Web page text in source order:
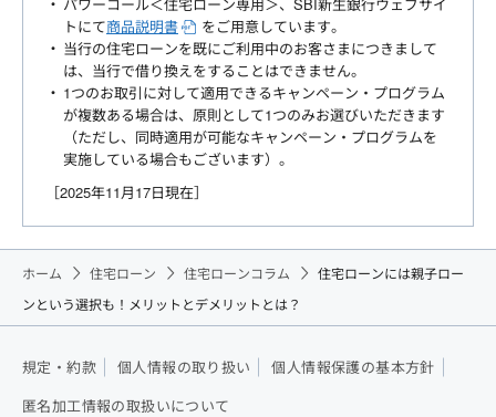
パワーコール＜住宅ローン専用＞、SBI新生銀行ウェブサイ
トにて商品説明書
をご用意しています。
当行の住宅ローンを既にご利用中のお客さまにつきまして
は、当行で借り換えをすることはできません。
1つのお取引に対して適用できるキャンペーン・プログラム
が複数ある場合は、原則として1つのみお選びいただきます
（ただし、同時適用が可能なキャンペーン・プログラムを
実施している場合もございます）。
［2025年11月17日現在］
ホーム 住宅ローン 住宅ローンコラム
住宅ローンには親子ロー
ンという選択も！メリットとデメリットとは？
規定・約款 個人情報の取り扱い 個人情報保護の基本方針
匿名加工情報の取扱いについて